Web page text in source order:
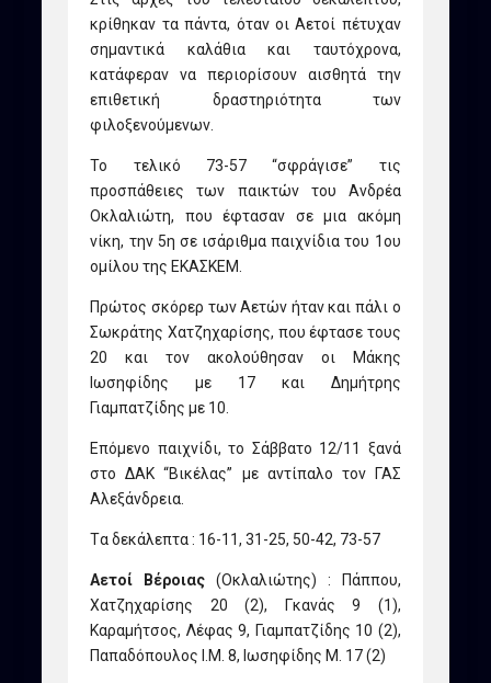
κρίθηκαν τα πάντα, όταν οι Αετοί πέτυχαν
σημαντικά καλάθια και ταυτόχρονα,
κατάφεραν να περιορίσουν αισθητά την
επιθετική δραστηριότητα των
φιλοξενούμενων.
Το τελικό 73-57 “σφράγισε” τις
προσπάθειες των παικτών του Ανδρέα
Οκλαλιώτη, που έφτασαν σε μια ακόμη
νίκη, την 5η σε ισάριθμα παιχνίδια του 1ου
ομίλου της ΕΚΑΣΚΕΜ.
Πρώτος σκόρερ των Αετών ήταν και πάλι ο
Σωκράτης Χατζηχαρίσης, που έφτασε τους
20 και τον ακολούθησαν οι Μάκης
Ιωσηφίδης με 17 και Δημήτρης
Γιαμπατζίδης με 10.
Επόμενο παιχνίδι, το Σάββατο 12/11 ξανά
στο ΔΑΚ “Βικέλας” με αντίπαλο τον ΓΑΣ
Αλεξάνδρεια.
Tα δεκάλεπτα : 16-11, 31-25, 50-42, 73-57
Αετοί Βέροιας (Οκλαλιώτης) : Πάππου,
Χατζηχαρίσης 20 (2), Γκανάς 9 (1),
Καραμήτσος, Λέφας 9, Γιαμπατζίδης 10 (2),
Παπαδόπουλος Ι.Μ. 8, Ιωσηφίδης Μ. 17 (2)